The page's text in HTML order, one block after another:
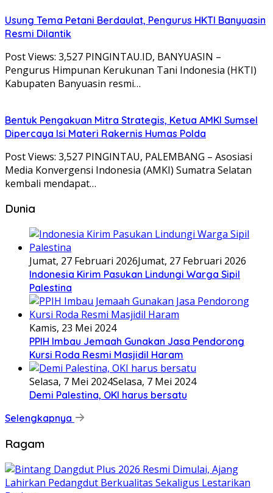
Usung Tema Petani Berdaulat, Pengurus HKTI Banyuasin
Resmi Dilantik
Post Views: 3,527 PINGINTAU.ID, BANYUASIN –
Pengurus Himpunan Kerukunan Tani Indonesia (HKTI)
Kabupaten Banyuasin resmi…
Bentuk Pengakuan Mitra Strategis, Ketua AMKI Sumsel
Dipercaya Isi Materi Rakernis Humas Polda
Post Views: 3,527 PINGINTAU, PALEMBANG – Asosiasi
Media Konvergensi Indonesia (AMKI) Sumatra Selatan
kembali mendapat…
Dunia
Jumat, 27 Februari 2026Jumat, 27 Februari 2026
Indonesia Kirim Pasukan Lindungi Warga Sipil
Palestina
Kamis, 23 Mei 2024
PPIH Imbau Jemaah Gunakan Jasa Pendorong
Kursi Roda Resmi Masjidil Haram
Selasa, 7 Mei 2024Selasa, 7 Mei 2024
Demi Palestina, OKI harus bersatu
Selengkapnya
Ragam